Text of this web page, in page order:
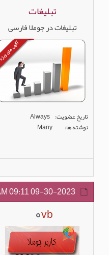
تبلیغات
تبلیغات در جوملا فارسی
تاریخ عضویت Always
نوشته ها
Many
09-30-2023
09:11 AM
vb